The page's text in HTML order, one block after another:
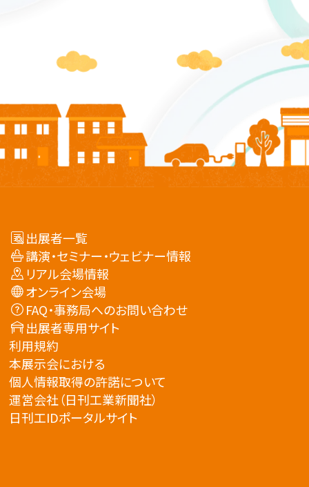
出展者一覧
講演・セミナー・ウェビナー情報
リアル会場情報
オンライン会場
FAQ・事務局へのお問い合わせ
出展者専用サイト
利用規約
本展示会における
個人情報取得の許諾について
運営会社（日刊工業新聞社）
日刊工IDポータルサイト